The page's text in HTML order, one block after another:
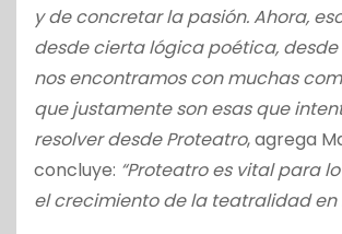
y de concretar la pasión. Ahora,
desde cierta lógica poética,
nos encontramos con muchas
que justamente son esas que
resolver desde Proteatro, agrega
concluye: “Proteatro es vital para
el crecimiento de la teatralidad en